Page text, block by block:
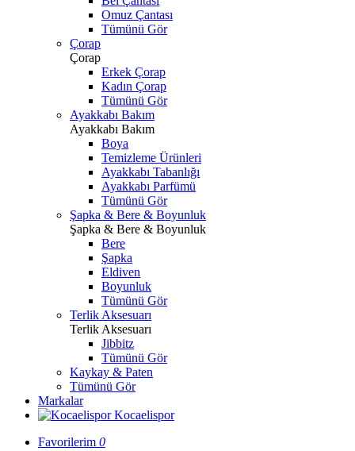
Omuz Çantası
Tümünü Gör
Çorap
Çorap
Erkek Çorap
Kadın Çorap
Tümünü Gör
Ayakkabı Bakım
Ayakkabı Bakım
Boya
Temizleme Ürünleri
Ayakkabı Tabanlığı
Ayakkabı Parfümü
Tümünü Gör
Şapka & Bere & Boyunluk
Şapka & Bere & Boyunluk
Bere
Şapka
Eldiven
Boyunluk
Tümünü Gör
Terlik Aksesuarı
Terlik Aksesuarı
Jibbitz
Tümünü Gör
Kaykay & Paten
Tümünü Gör
Markalar
Kocaelispor
Favorilerim 0